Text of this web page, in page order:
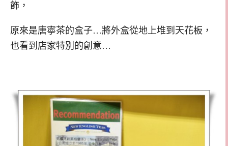
飾，
原來是唐寧茶的盒子…將外盒從地上堆到天花板，
也看到店家特別的創意…